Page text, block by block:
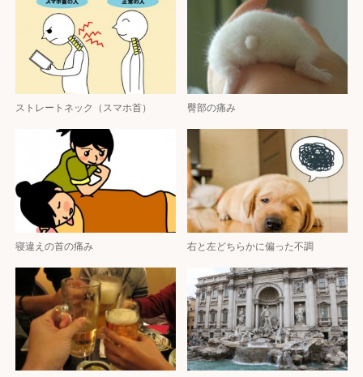
ストレートネック（スマホ首） 臀部の痛み
寝違えの首の痛み 右と左どちらかに偏った不調